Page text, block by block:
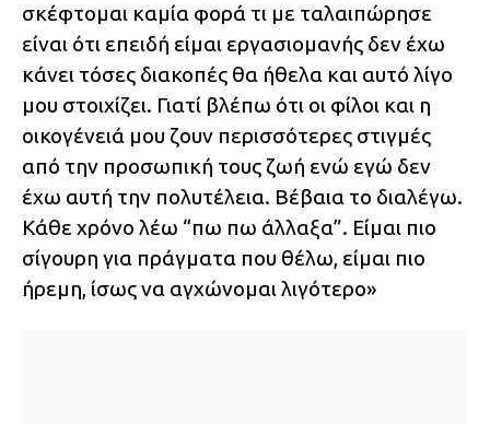
σκέφτομαι καμία φορά τι με ταλαιπώρησε
είναι ότι επειδή είμαι εργασιομανής δεν έχω
κάνει τόσες διακοπές θα ήθελα και αυτό λίγο
μου στοιχίζει. Γιατί βλέπω ότι οι φίλοι και η
οικογένειά μου ζουν περισσότερες στιγμές
από την προσωπική τους ζωή ενώ εγώ δεν
έχω αυτή την πολυτέλεια. Βέβαια το διαλέγω.
Κάθε χρόνο λέω “πω πω άλλαξα”. Είμαι πιο
σίγουρη για πράγματα που θέλω, είμαι πιο
ήρεμη, ίσως να αγχώνομαι λιγότερο»